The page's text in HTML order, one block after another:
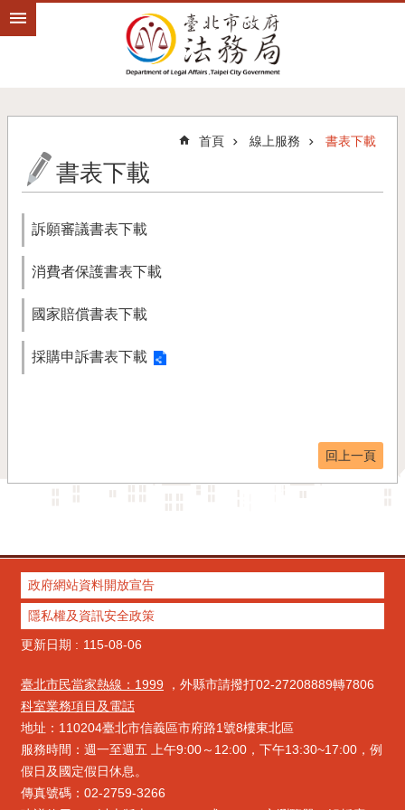
跳到主要內容區塊
首頁 線上服務 書表下載
書表下載
訴願審議書表下載
消費者保護書表下載
國家賠償書表下載
採購申訴書表下載
回上一頁
政府網站資料開放宣告
隱私權及資訊安全政策
更新日期
115-08-06
臺北市民當家熱線：1999 ，外縣市請撥打02-27208889轉7806
科室業務項目及電話
地址：110204臺北市信義區市府路1號8樓東北區
服務時間：週一至週五 上午9:00～12:00，下午13:30~17:00，例
假日及國定假日休息。
傳真號碼：02-2759-3266